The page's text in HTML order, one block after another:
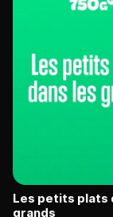
Les petits plats
grands